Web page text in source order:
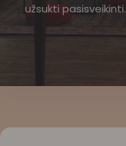
užsukti pasisveikinti.